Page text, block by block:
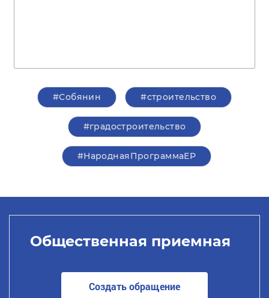
#Собянин #строительство
#градостроительство
#НароднаяПрограммаЕР
Общественная приемная
Создать обращение